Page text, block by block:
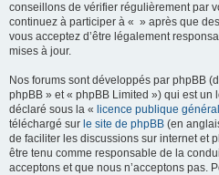
conseillons de vérifier régulièrement par
continuez à participer à « » après que
vous acceptez d’être légalement
mises à jour.
Nos forums sont développés par phpBB
phpBB » et « phpBB Limited ») qui est
déclaré sous la « licence publique
téléchargé sur le site de phpBB (en
de faciliter les discussions sur internet et
être tenu comme responsable de la
acceptons et que nous n’acceptons pas.